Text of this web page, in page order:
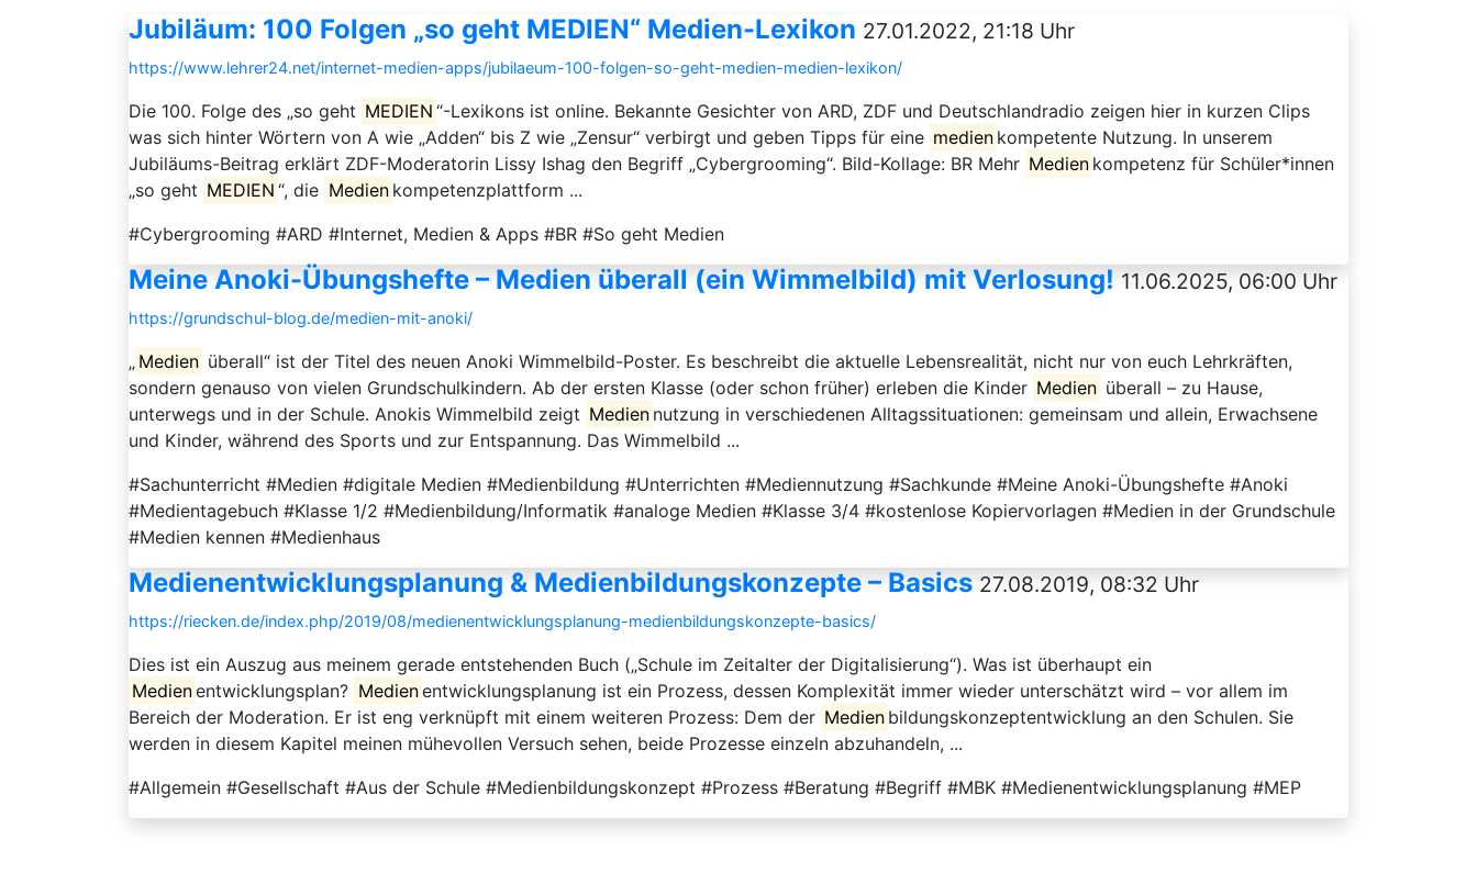
Jubiläum: 100 Folgen „so geht MEDIEN“ Medien-Lexikon 27.01.2022, 21:18 Uhr
https://www.lehrer24.net/internet-medien-apps/jubilaeum-100-folgen-so-geht-medien-medien-lexikon/
Die 100. Folge des „so geht MEDIEN “-Lexikons ist online. Bekannte Gesichter von ARD, ZDF und Deutschlandradio zeigen hier in kurzen Clips
was sich hinter Wörtern von A wie „Adden“ bis Z wie „Zensur“ verbirgt und geben Tipps für eine medien kompetente Nutzung. In unserem
Jubiläums-Beitrag erklärt ZDF-Moderatorin Lissy Ishag den Begriff „Cybergrooming“. Bild-Kollage: BR Mehr Medien kompetenz für Schüler*innen
„so geht MEDIEN “, die Medien kompetenzplattform ...
#Cybergrooming #ARD #Internet, Medien & Apps #BR #So geht Medien
Meine Anoki-Übungshefte – Medien überall (ein Wimmelbild) mit Verlosung! 11.06.2025, 06:00 Uhr
https://grundschul-blog.de/medien-mit-anoki/
„ Medien überall“ ist der Titel des neuen Anoki Wimmelbild-Poster. Es beschreibt die aktuelle Lebensrealität, nicht nur von euch Lehrkräften,
sondern genauso von vielen Grundschulkindern. Ab der ersten Klasse (oder schon früher) erleben die Kinder Medien überall – zu Hause,
unterwegs und in der Schule. Anokis Wimmelbild zeigt Medien nutzung in verschiedenen Alltagssituationen: gemeinsam und allein, Erwachsene
und Kinder, während des Sports und zur Entspannung. Das Wimmelbild ...
#Sachunterricht #Medien #digitale Medien #Medienbildung #Unterrichten #Mediennutzung #Sachkunde #Meine Anoki-Übungshefte #Anoki
#Medientagebuch #Klasse 1/2 #Medienbildung/Informatik #analoge Medien #Klasse 3/4 #kostenlose Kopiervorlagen #Medien in der Grundschule
#Medien kennen #Medienhaus
Medienentwicklungsplanung & Medienbildungskonzepte – Basics 27.08.2019, 08:32 Uhr
https://riecken.de/index.php/2019/08/medienentwicklungsplanung-medienbildungskonzepte-basics/
Dies ist ein Auszug aus meinem gerade entstehenden Buch („Schule im Zeitalter der Digitalisierung“). Was ist überhaupt ein
Medienentwicklungsplan? Medienentwicklungsplanung ist ein Prozess, dessen Komplexität immer wieder unterschätzt wird – vor allem im
Bereich der Moderation. Er ist eng verknüpft mit einem weiteren Prozess: Dem der Medien bildungskonzeptentwicklung an den Schulen. Sie
werden in diesem Kapitel meinen mühevollen Versuch sehen, beide Prozesse einzeln abzuhandeln, ...
#Allgemein #Gesellschaft #Aus der Schule #Medienbildungskonzept #Prozess #Beratung #Begriff #MBK #Medienentwicklungsplanung #MEP